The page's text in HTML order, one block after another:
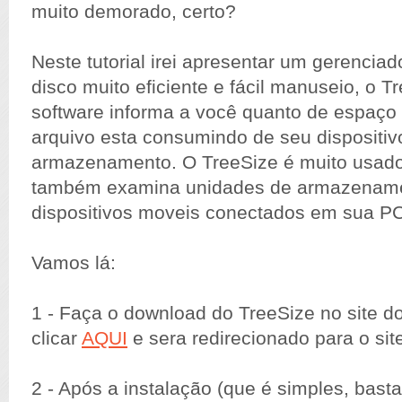
muito demorado, certo?
Neste tutorial irei apresentar um
disco muito eficiente e fácil manuseio, o
software informa a você quanto de
arquivo esta consumindo de seu
armazenamento. O TreeSize é muito
também examina unidades de
dispositivos moveis conectados em sua
Vamos lá:
1 - Faça o download do TreeSize no site
clicar AQUI e sera redirecionado para o
2 - Após a instalação (que é simples,